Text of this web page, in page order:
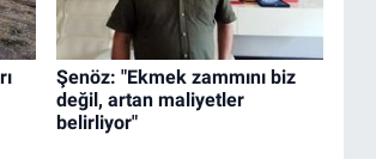
Şenöz: "Ekmek zammını biz
değil, artan maliyetler
belirliyor"